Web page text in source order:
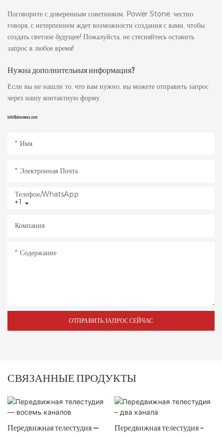
Поговорите с доверенным советником. Power Stone, честно
говоря, с нетерпением ждет возможности создания с вами, чтобы
создать светлое будущее! Пожалуйста, не стесняйтесь оставить
запрос в любое время!
Нужна дополнительная информация?
Если вы не нашли то, что вам нужно, вы можете отправить запрос
через нашу контактную форму.
info@sinoswan.com
Имя
Электронная Почта
+1
Телефон/WhatsApp
Компания
Содержание
ОТПРАВИТЬ ЗАПРОС СЕЙЧАС
СВЯЗАННЫЕ ПРОДУКТЫ
Передвижная телестудия —
Передвижная телестудия –